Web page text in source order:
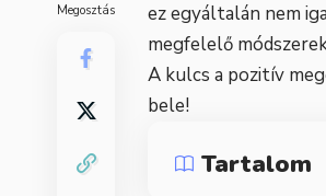
Megosztás
ez egyáltalán nem
megfelelő
A kulcs a pozitív
bele!
Tartalom